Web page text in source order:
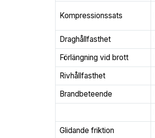
Kompressionssats
Draghållfasthet
Förlängning vid brott
Rivhållfasthet
Brandbeteende
Glidande friktion